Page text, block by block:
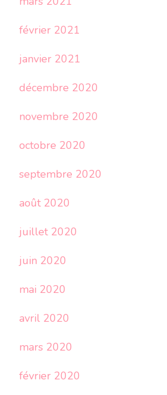
février 2021
janvier 2021
décembre 2020
novembre 2020
octobre 2020
septembre 2020
août 2020
juillet 2020
juin 2020
mai 2020
avril 2020
mars 2020
février 2020